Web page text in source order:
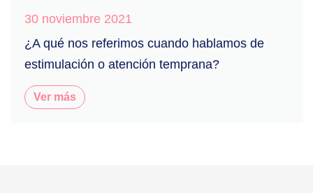
30 noviembre 2021
¿A qué nos referimos cuando hablamos de
estimulación o atención temprana?
Ver más